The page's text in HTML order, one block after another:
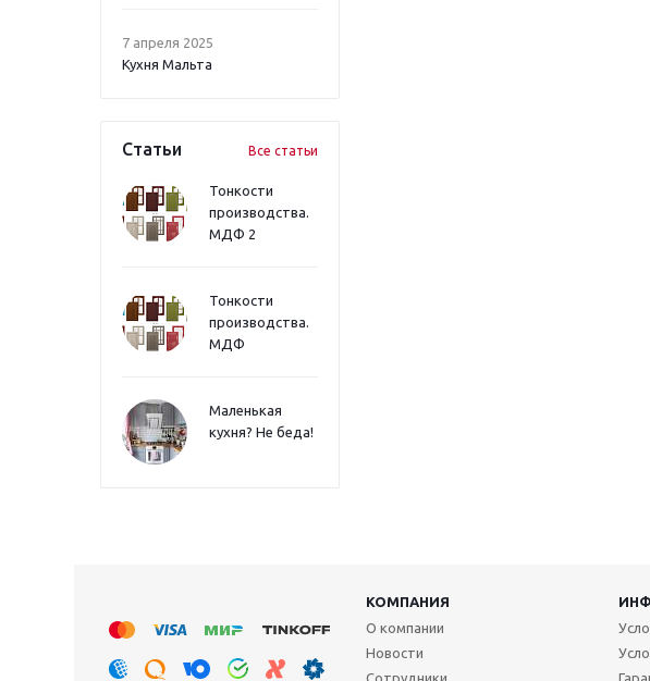
7 апреля 2025
Кухня Мальта
Статьи Все статьи
Тонкости
производства.
МДФ 2
Тонкости
производства.
МДФ
Маленькая
кухня? Не беда!
КОМПАНИЯ
О компании
Новости
Сотрудники